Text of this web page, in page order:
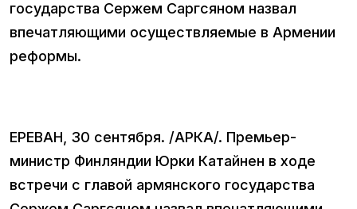
государства Сержем Саргсяном назвал
впечатляющими осуществляемые в Армении
реформы.
ЕРЕВАН, 30 сентября. /АРКА/. Премьер-
министр Финляндии Юрки Катайнен в ходе
встречи с главой армянского государства